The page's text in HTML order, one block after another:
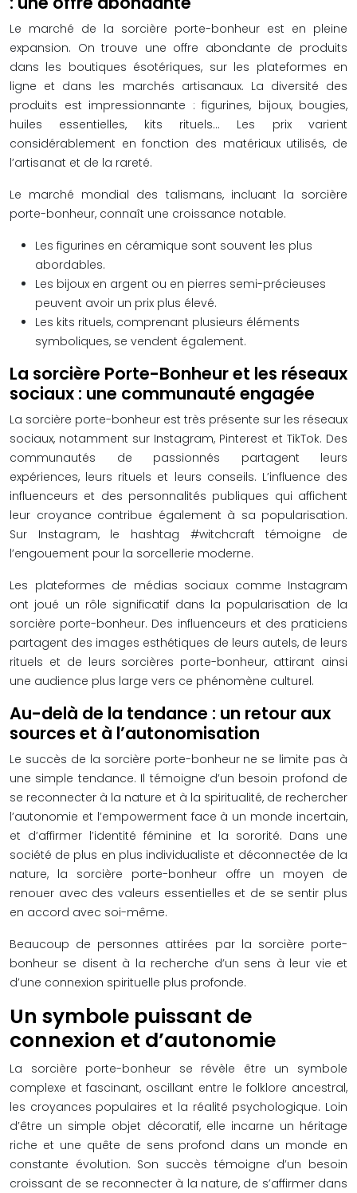
Le marché de la sorcière porte-bonheur est en pleine
expansion. On trouve une offre abondante de produits
dans les boutiques ésotériques, sur les plateformes en
ligne et dans les marchés artisanaux. La diversité des
produits est impressionnante : figurines, bijoux, bougies,
huiles essentielles, kits rituels… Les prix varient
considérablement en fonction des matériaux utilisés, de
l’artisanat et de la rareté.
Le marché mondial des talismans, incluant la sorcière
porte-bonheur, connaît une croissance notable.
Les figurines en céramique sont souvent les plus
abordables.
Les bijoux en argent ou en pierres semi-précieuses
peuvent avoir un prix plus élevé.
Les kits rituels, comprenant plusieurs éléments
symboliques, se vendent également.
La sorcière Porte-Bonheur et les réseaux
sociaux : une communauté engagée
La sorcière porte-bonheur est très présente sur les réseaux
sociaux, notamment sur Instagram, Pinterest et TikTok. Des
communautés de passionnés partagent leurs
expériences, leurs rituels et leurs conseils. L’influence des
influenceurs et des personnalités publiques qui affichent
leur croyance contribue également à sa popularisation.
Sur Instagram, le hashtag #witchcraft témoigne de
l’engouement pour la sorcellerie moderne.
Les plateformes de médias sociaux comme Instagram
ont joué un rôle significatif dans la popularisation de la
sorcière porte-bonheur. Des influenceurs et des praticiens
partagent des images esthétiques de leurs autels, de leurs
rituels et de leurs sorcières porte-bonheur, attirant ainsi
une audience plus large vers ce phénomène culturel.
Au-delà de la tendance : un retour aux
sources et à l’autonomisation
Le succès de la sorcière porte-bonheur ne se limite pas à
une simple tendance. Il témoigne d’un besoin profond de
se reconnecter à la nature et à la spiritualité, de rechercher
l’autonomie et l’empowerment face à un monde incertain,
et d’affirmer l’identité féminine et la sororité. Dans une
société de plus en plus individualiste et déconnectée de la
nature, la sorcière porte-bonheur offre un moyen de
renouer avec des valeurs essentielles et de se sentir plus
en accord avec soi-même.
Beaucoup de personnes attirées par la sorcière porte-
bonheur se disent à la recherche d’un sens à leur vie et
d’une connexion spirituelle plus profonde.
Un symbole puissant de
connexion et d’autonomie
La sorcière porte-bonheur se révèle être un symbole
complexe et fascinant, oscillant entre le folklore ancestral,
les croyances populaires et la réalité psychologique. Loin
d’être un simple objet décoratif, elle incarne un héritage
riche et une quête de sens profond dans un monde en
constante évolution. Son succès témoigne d’un besoin
croissant de se reconnecter à la nature, de s’affirmer dans